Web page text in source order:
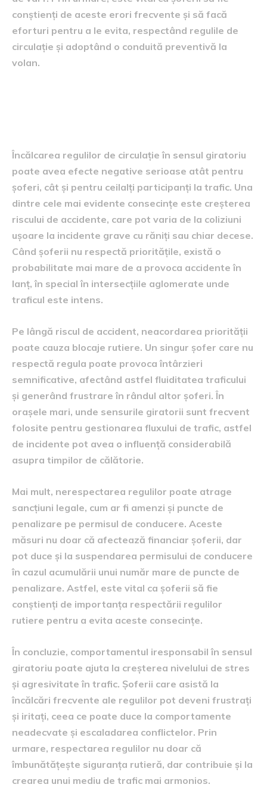
conștienți de aceste erori frecvente și să facă
eforturi pentru a le evita, respectând regulile de
circulație și adoptând o conduită preventivă la
volan.
Încălcarea regulilor de circulație în sensul giratoriu
poate avea efecte negative serioase atât pentru
șoferi, cât și pentru ceilalți participanți la trafic. Una
dintre cele mai evidente consecințe este creșterea
riscului de accidente, care pot varia de la coliziuni
ușoare la incidente grave cu răniți sau chiar decese.
Când șoferii nu respectă prioritățile, există o
probabilitate mai mare de a provoca accidente în
lanț, în special în intersecțiile aglomerate unde
traficul este intens.
Pe lângă riscul de accident, neacordarea priorității
poate cauza blocaje rutiere. Un singur șofer care nu
respectă regula poate provoca întârzieri
semnificative, afectând astfel fluiditatea traficului
și generând frustrare în rândul altor șoferi. În
orașele mari, unde sensurile giratorii sunt frecvent
folosite pentru gestionarea fluxului de trafic, astfel
de incidente pot avea o influență considerabilă
asupra timpilor de călătorie.
Mai mult, nerespectarea regulilor poate atrage
sancțiuni legale, cum ar fi amenzi și puncte de
penalizare pe permisul de conducere. Aceste
măsuri nu doar că afectează financiar șoferii, dar
pot duce și la suspendarea permisului de conducere
în cazul acumulării unui număr mare de puncte de
penalizare. Astfel, este vital ca șoferii să fie
conștienți de importanța respectării regulilor
rutiere pentru a evita aceste consecințe.
În concluzie, comportamentul iresponsabil în sensul
giratoriu poate ajuta la creșterea nivelului de stres
și agresivitate în trafic. Șoferii care asistă la
încălcări frecvente ale regulilor pot deveni frustrați
și iritați, ceea ce poate duce la comportamente
neadecvate și escaladarea conflictelor. Prin
urmare, respectarea regulilor nu doar că
îmbunătățește siguranța rutieră, dar contribuie și la
crearea unui mediu de trafic mai armonios.